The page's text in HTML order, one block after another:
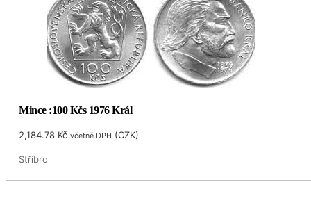
Mince :100 Kčs 1976 Král
2,184.78 Kč včetně DPH (CZK)
Stříbro